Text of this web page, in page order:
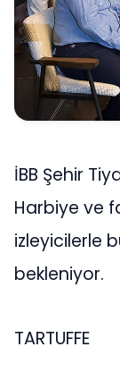
İBB Şehir
Harbiye ve
izleyicilerle
bekleniyor.
TARTUFFE